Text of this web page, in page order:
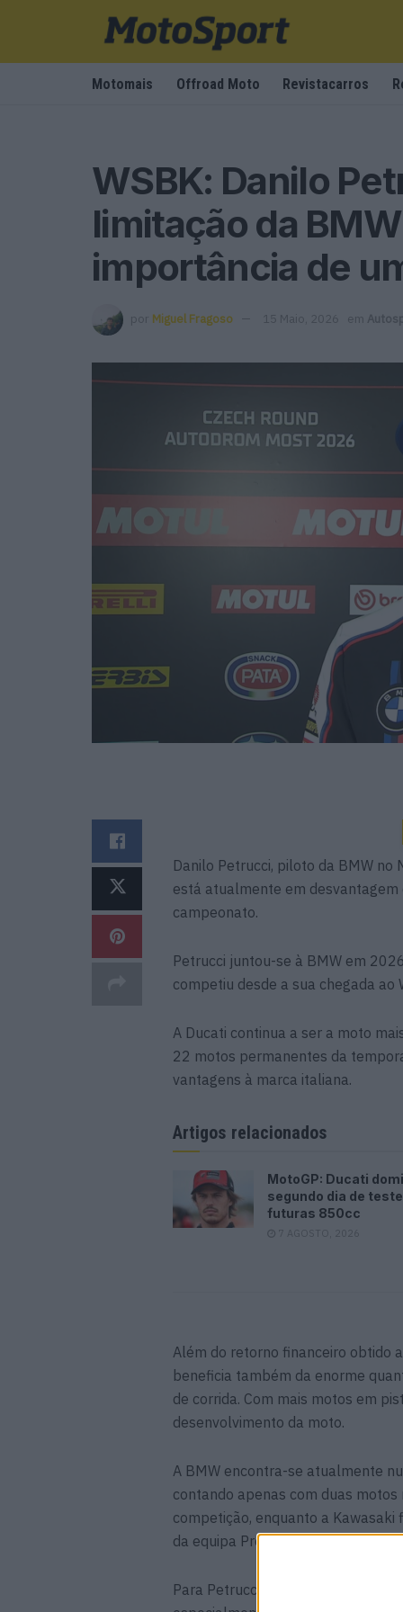
Motomais Offroad Moto Revistacarros
WSBK: Danilo
limitação da
importância de
por Miguel Fragoso 15 Maio, 2026 em
Danilo Petrucci, piloto da BMW no
está atualmente em desvantagem
campeonato.
Petrucci juntou-se à BMW em
competiu desde a sua chegada ao
A Ducati continua a ser a moto
22 motos permanentes da
vantagens à marca italiana.
Artigos relacionados
MotoGP: Ducati
segundo dia de
futuras 850cc
7 AGOSTO, 2026
Além do retorno financeiro obtido
beneficia também da enorme
de corrida. Com mais motos em
desenvolvimento da moto.
A BMW encontra-se atualmente
contando apenas com duas
competição, enquanto a Kawasaki
da equipa Provec para a Bimota.
Para Petrucci, esta realidade